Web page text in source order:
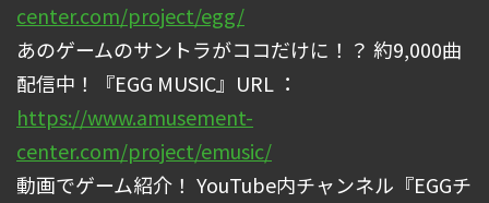
center.com/project/egg/
あのゲームのサントラがココだけに！？ 約9,000曲
配信中！『EGG MUSIC』URL ：
https://www.amusement-
center.com/project/emusic/
動画でゲーム紹介！ YouTube内チャンネル『EGGチ